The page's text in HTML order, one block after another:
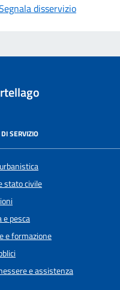
disservizio
SERVIZIO
stato civile
e pesca
e formazione
e assistenza